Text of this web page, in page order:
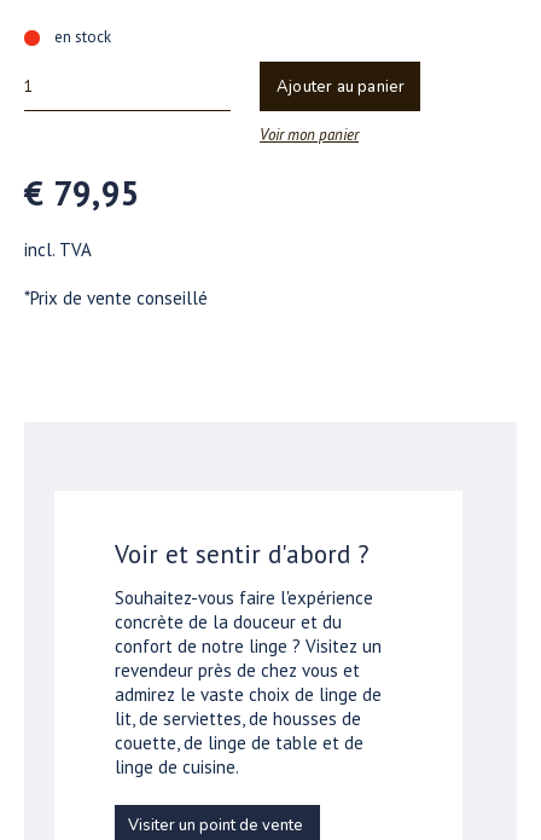
en stock
Ajouter au panier
Voir mon panier
€ 79,95
incl. TVA
*Prix de vente conseillé
Voir et sentir d'abord ?
Souhaitez-vous faire l'expérience
concrète de la douceur et du
confort de notre linge ? Visitez un
revendeur près de chez vous et
admirez le vaste choix de linge de
lit, de serviettes, de housses de
couette, de linge de table et de
linge de cuisine.
Visiter un point de vente